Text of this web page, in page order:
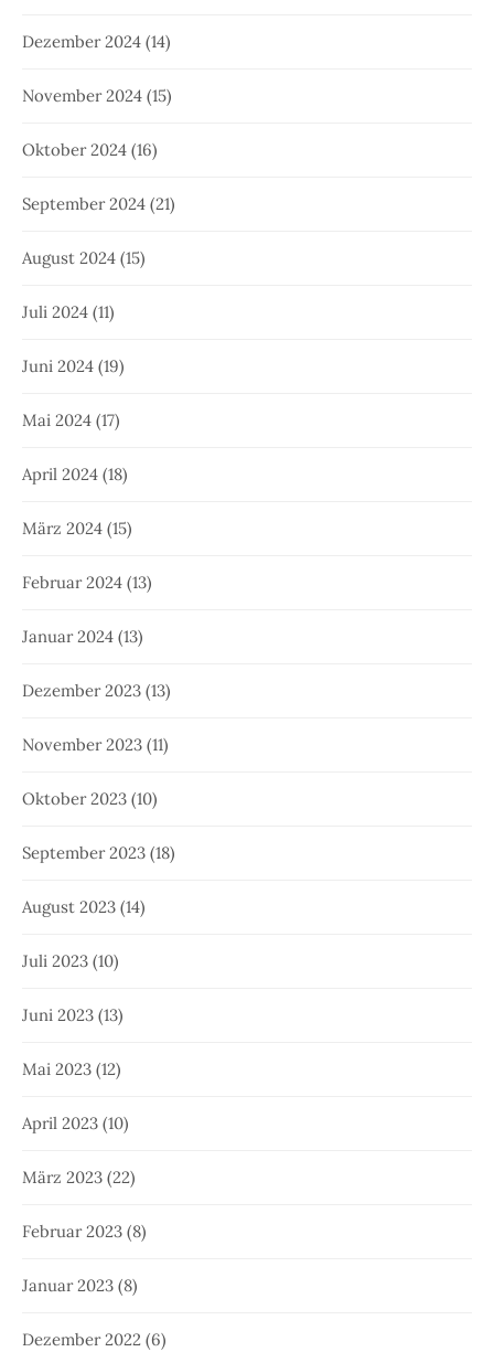
Dezember 2024 (14)
November 2024 (15)
Oktober 2024 (16)
September 2024 (21)
August 2024 (15)
Juli 2024 (11)
Juni 2024 (19)
Mai 2024 (17)
April 2024 (18)
März 2024 (15)
Februar 2024 (13)
Januar 2024 (13)
Dezember 2023 (13)
November 2023 (11)
Oktober 2023 (10)
September 2023 (18)
August 2023 (14)
Juli 2023 (10)
Juni 2023 (13)
Mai 2023 (12)
April 2023 (10)
März 2023 (22)
Februar 2023 (8)
Januar 2023 (8)
Dezember 2022 (6)